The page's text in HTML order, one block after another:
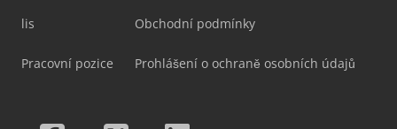
lis
Pracovní pozice
Obchodní podmínky
Prohlášení o ochraně osobních údajů